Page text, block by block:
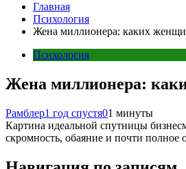
Главная
Психология
Жена миллионера: каких
Психология
Жена миллионера:
Рамблер1 год спустя01 минуты
Картина идеальной спутницы
скромность, обаяние и почти полное